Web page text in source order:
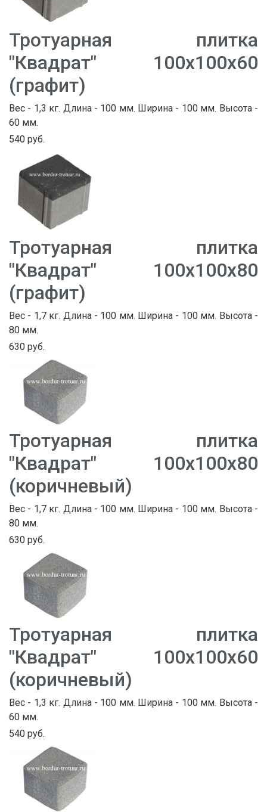
Тротуарная плитка
"Квадрат" 100х100х60
(графит)
Вес - 1,3 кг. Длина - 100 мм. Ширина - 100 мм. Высота -
60 мм.
540 руб.
Тротуарная плитка
"Квадрат" 100х100х80
(графит)
Вес - 1,7 кг. Длина - 100 мм. Ширина - 100 мм. Высота -
80 мм.
630 руб.
Тротуарная плитка
"Квадрат" 100х100х80
(коричневый)
Вес - 1,7 кг. Длина - 100 мм. Ширина - 100 мм. Высота -
80 мм.
630 руб.
Тротуарная плитка
"Квадрат" 100х100х60
(коричневый)
Вес - 1,3 кг. Длина - 100 мм. Ширина - 100 мм. Высота -
60 мм.
540 руб.